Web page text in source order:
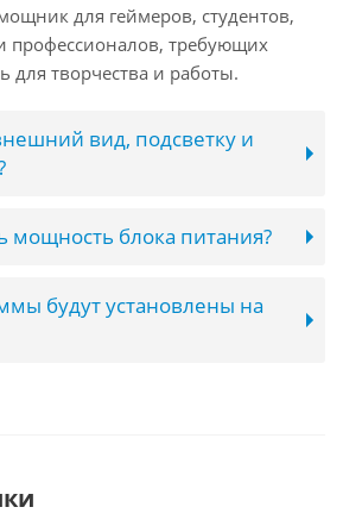
для геймеров, студентов,
профессионалов, требующих
творчества и работы.
вид, подсветку и
мощность блока питания?
будут установлены на